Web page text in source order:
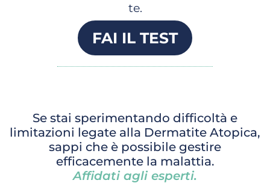
te.
FAI IL TEST
Se stai sperimentando difficoltà e
limitazioni legate alla Dermatite Atopica,
sappi che è possibile gestire
efficacemente la malattia.
Affidati agli esperti.